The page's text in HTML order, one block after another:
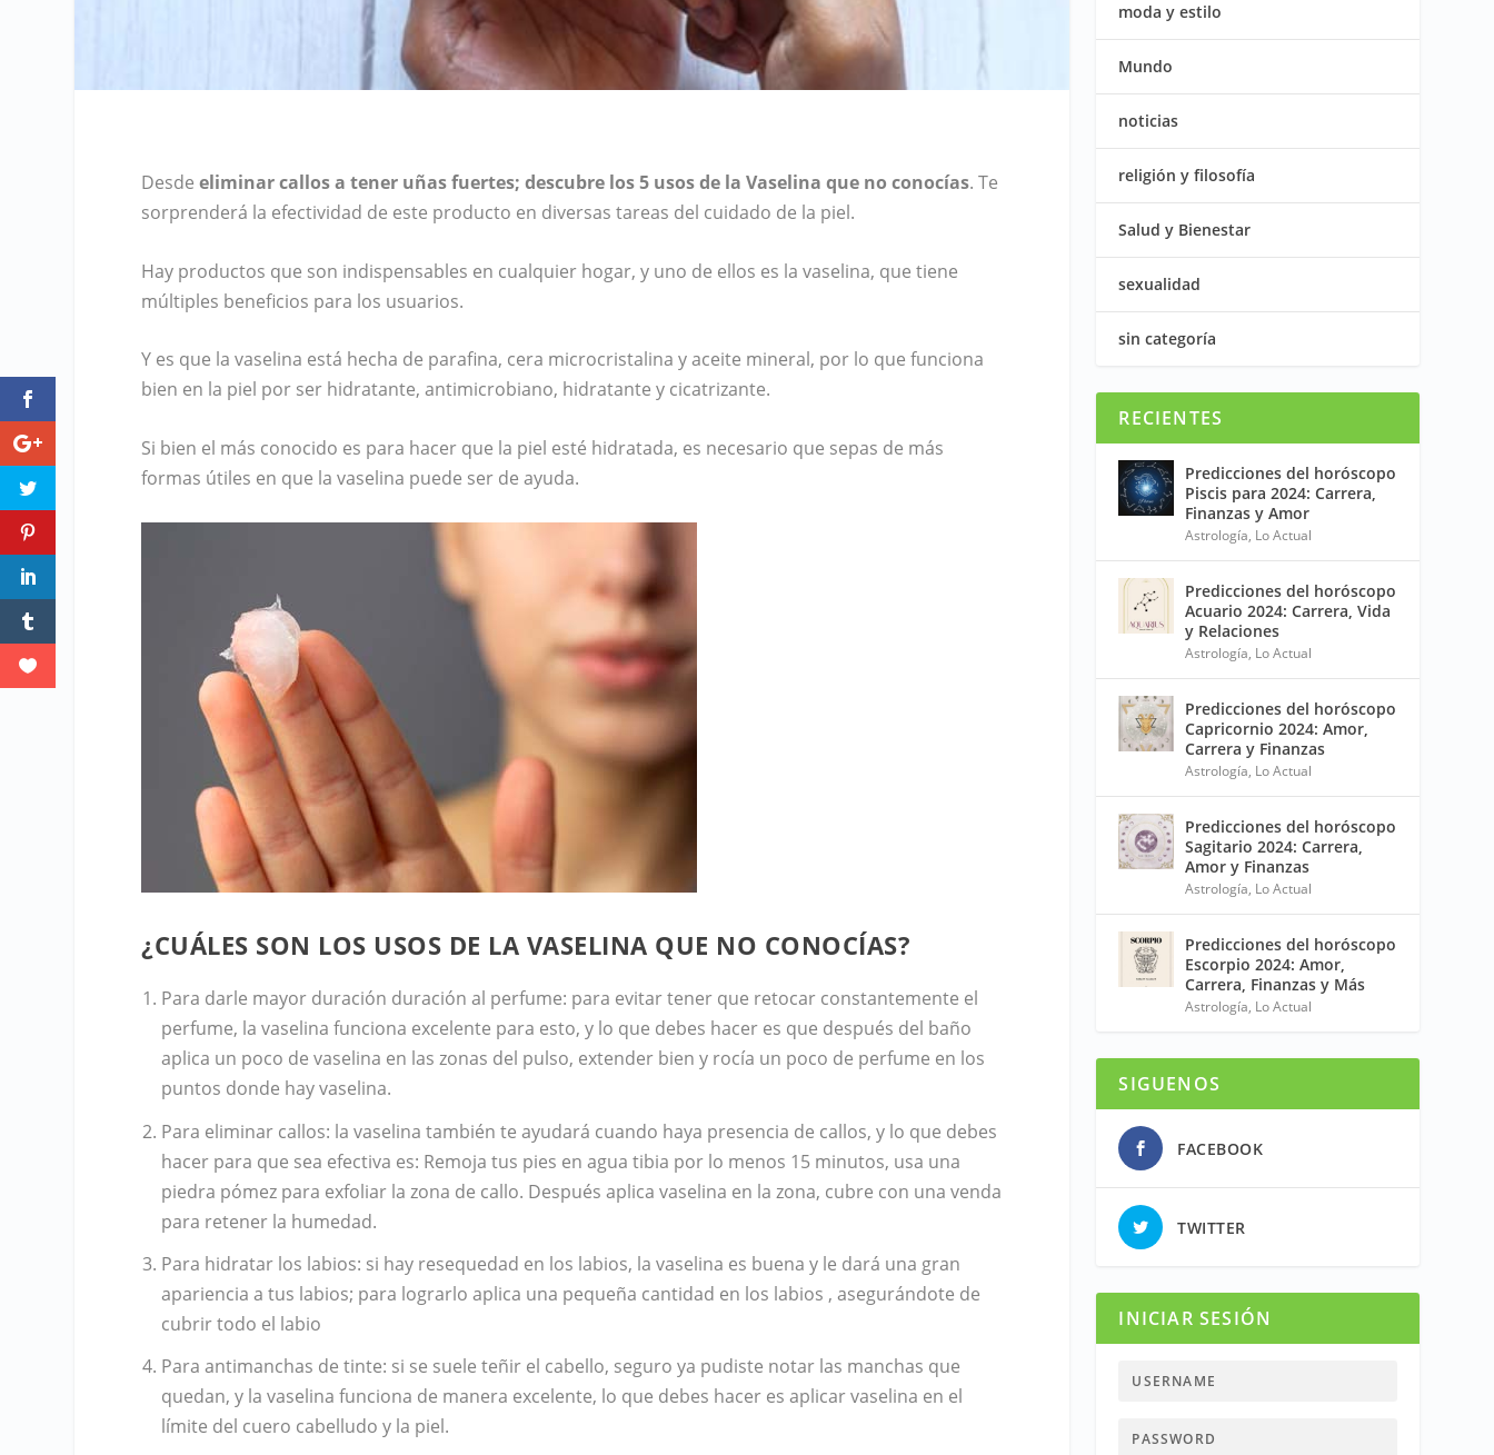
Desde eliminar callos a tener uñas fuertes; descubre los 5 usos de la Vaselina que no conocías. Te
sorprenderá la efectividad de este producto en diversas tareas del cuidado de la piel.
Hay productos que son indispensables en cualquier hogar, y uno de ellos es la vaselina, que tiene
múltiples beneficios para los usuarios.
Y es que la vaselina está hecha de parafina, cera microcristalina y aceite mineral, por lo que funciona
bien en la piel por ser hidratante, antimicrobiano, hidratante y cicatrizante.
Si bien el más conocido es para hacer que la piel esté hidratada, es necesario que sepas de más
formas útiles en que la vaselina puede ser de ayuda.
¿CUÁLES SON LOS USOS DE LA VASELINA QUE NO CONOCÍAS?
Para darle mayor duración duración al perfume: para evitar tener que retocar constantemente el
perfume, la vaselina funciona excelente para esto, y lo que debes hacer es que después del baño
aplica un poco de vaselina en las zonas del pulso, extender bien y rocía un poco de perfume en los
puntos donde hay vaselina.
Para eliminar callos: la vaselina también te ayudará cuando haya presencia de callos, y lo que debes
hacer para que sea efectiva es: Remoja tus pies en agua tibia por lo menos 15 minutos, usa una
piedra pómez para exfoliar la zona de callo. Después aplica vaselina en la zona, cubre con una venda
para retener la humedad.
Para hidratar los labios: si hay resequedad en los labios, la vaselina es buena y le dará una gran
apariencia a tus labios; para lograrlo aplica una pequeña cantidad en los labios , asegurándote de
cubrir todo el labio
Para antimanchas de tinte: si se suele teñir el cabello, seguro ya pudiste notar las manchas que
quedan, y la vaselina funciona de manera excelente, lo que debes hacer es aplicar vaselina en el
límite del cuero cabelludo y la piel.
moda y estilo
Mundo
noticias
religión y filosofía
Salud y Bienestar
sexualidad
sin categoría
RECIENTES
Predicciones del horóscopo
Piscis para 2024: Carrera,
Finanzas y Amor
Astrología, Lo Actual
Predicciones del horóscopo
Acuario 2024: Carrera, Vida
y Relaciones
Astrología, Lo Actual
Predicciones del horóscopo
Capricornio 2024: Amor,
Carrera y Finanzas
Astrología, Lo Actual
Predicciones del horóscopo
Sagitario 2024: Carrera,
Amor y Finanzas
Astrología, Lo Actual
Predicciones del horóscopo
Escorpio 2024: Amor,
Carrera, Finanzas y Más
Astrología, Lo Actual
SIGUENOS
FACEBOOK
TWITTER
INICIAR SESIÓN